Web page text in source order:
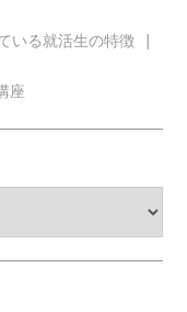
いる就活生の特徴 |
座